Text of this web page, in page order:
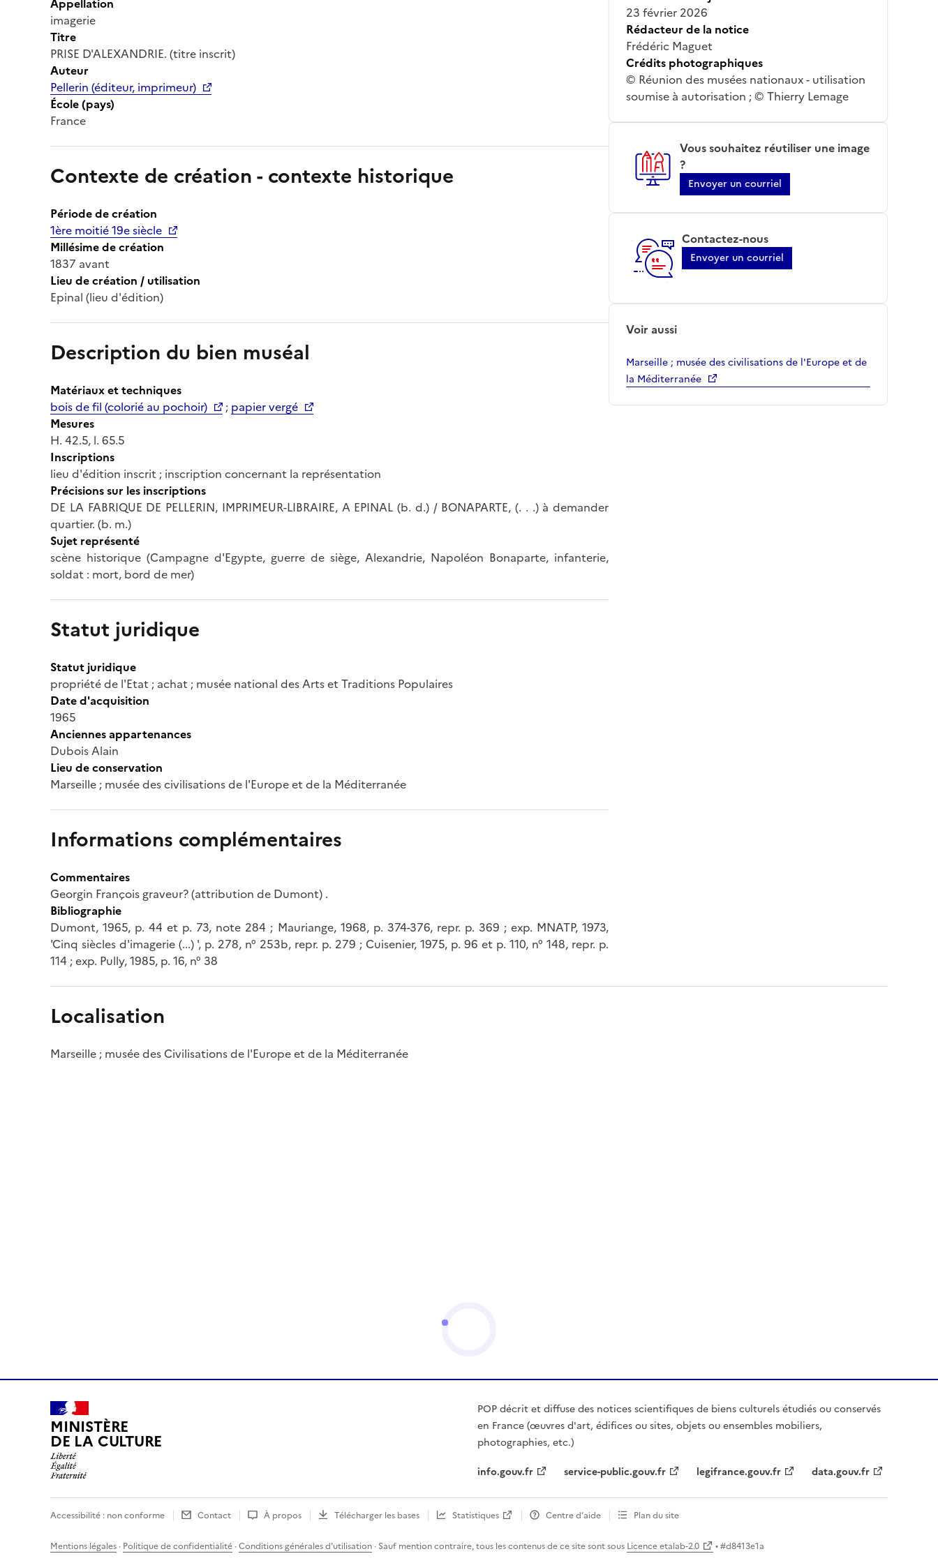
imagerie
Titre
PRISE D'ALEXANDRIE. (titre inscrit)
Auteur
Pellerin (éditeur, imprimeur)
École (pays)
France
Contexte de création - contexte historique
Période de création
1ère moitié 19e siècle
Millésime de création
1837 avant
Lieu de création / utilisation
Epinal (lieu d'édition)
Description du bien muséal
Matériaux et techniques
bois de fil (colorié au pochoir)
; papier vergé
Mesures
H. 42.5, l. 65.5
Inscriptions
lieu d'édition inscrit ; inscription concernant la représentation
Précisions sur les inscriptions
DE LA FABRIQUE DE PELLERIN, IMPRIMEUR-LIBRAIRE, A EPINAL (b. d.) / BONAPARTE, (. . .) à demander
quartier. (b. m.)
Sujet représenté
scène historique (Campagne d'Egypte, guerre de siège, Alexandrie, Napoléon Bonaparte, infanterie,
soldat : mort, bord de mer)
Statut juridique
Statut juridique
propriété de l'Etat ; achat ; musée national des Arts et Traditions Populaires
Date d'acquisition
1965
Anciennes appartenances
Dubois Alain
Lieu de conservation
Marseille ; musée des civilisations de l'Europe et de la Méditerranée
Informations complémentaires
Commentaires
Georgin François graveur? (attribution de Dumont) .
Bibliographie
Dumont, 1965, p. 44 et p. 73, note 284 ; Mauriange, 1968, p. 374-376, repr. p. 369 ; exp. MNATP, 1973,
'Cinq siècles d'imagerie (...) ', p. 278, n° 253b, repr. p. 279 ; Cuisenier, 1975, p. 96 et p. 110, n° 148, repr. p.
114 ; exp. Pully, 1985, p. 16, n° 38
23 février 2026
Rédacteur de la notice
Frédéric Maguet
Crédits photographiques
© Réunion des musées nationaux - utilisation
soumise à autorisation ; © Thierry Lemage
Vous souhaitez réutiliser une image
?
Envoyer un courriel
Contactez-nous
Envoyer un courriel
Voir aussi
Marseille ; musée des civilisations de l'Europe et de
la Méditerranée
Localisation
Marseille ; musée des Civilisations de l'Europe et de la Méditerranée
MINISTÈRE
DE LA CULTURE
POP décrit et diffuse des notices scientifiques de biens culturels étudiés ou conservés
en France (œuvres d'art, édifices ou sites, objets ou ensembles mobiliers,
photographies, etc.)
info.gouv.fr
service-public.gouv.fr legifrance.gouv.fr data.gouv.fr
Accessibilité : non conforme Contact À propos Télécharger les bases Statistiques Centre d’aide Plan du site
Mentions légales · Politique de confidentialité ·Conditions générales d'utilisation · Sauf mention contraire, tous les contenus de ce site sont sous Licence etalab-2.0 • #d8413e1a